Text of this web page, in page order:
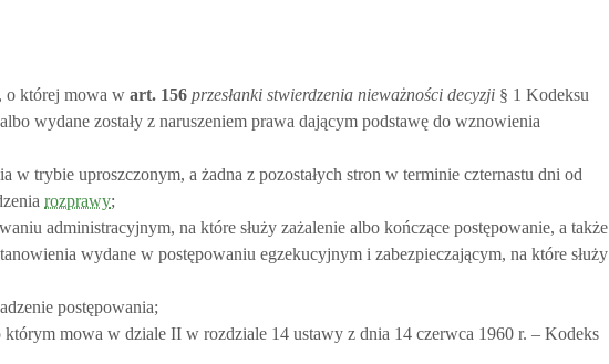
o której mowa w art. 156 przesłanki stwierdzenia nieważności decyzji § 1 Kodeksu
wydane zostały z naruszeniem prawa dającym podstawę do wznowienia
w trybie uproszczonym, a żadna z pozostałych stron w terminie czternastu dni od
rozprawy;
administracyjnym, na które służy zażalenie albo kończące postępowanie, a także
wydane w postępowaniu egzekucyjnym i zabezpieczającym, na które służy
postępowania;
mowa w dziale II w rozdziale 14 ustawy z dnia 14 czerwca 1960 r. – Kodeks